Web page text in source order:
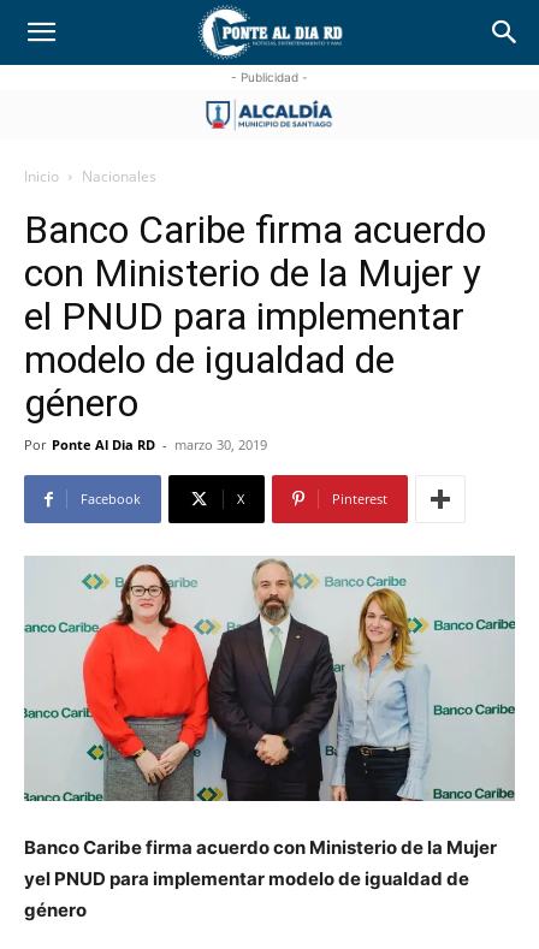
- Publicidad -
Inicio Nacionales
Banco Caribe firma acuerdo
con Ministerio de la Mujer y
el PNUD para implementar
modelo de igualdad de
género
Por Ponte Al Dia RD - marzo 30, 2019
Facebook X Pinterest
Banco Caribe firma acuerdo con Ministerio de la Mujer
yel PNUD para implementar modelo de igualdad de
género